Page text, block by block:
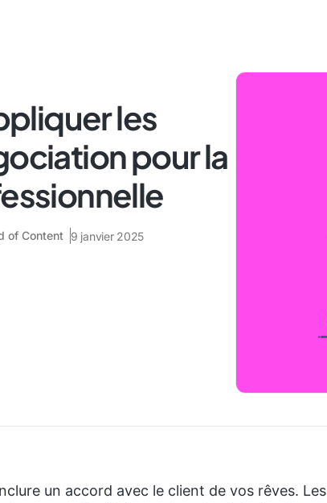
les
pour la
of Content 9 janvier 2025
un accord avec le client de vos rêves. Les